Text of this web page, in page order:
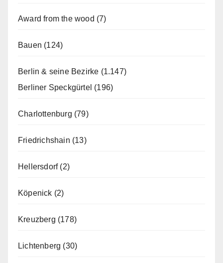
Award from the wood (7)
Bauen (124)
Berlin & seine Bezirke (1.147)
Berliner Speckgürtel (196)
Charlottenburg (79)
Friedrichshain (13)
Hellersdorf(2)
Köpenick (2)
Kreuzberg (178)
Lichtenberg (30)